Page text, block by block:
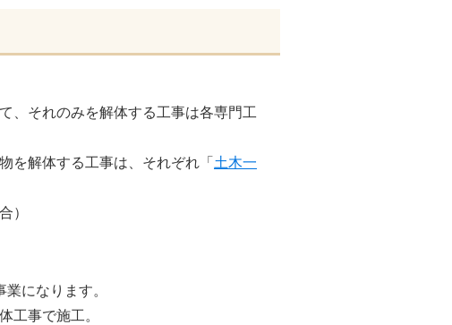
、それのみを解体する工事は各専門工
を解体する工事は、それぞれ「 土木一
）
になります。
工事で施工。